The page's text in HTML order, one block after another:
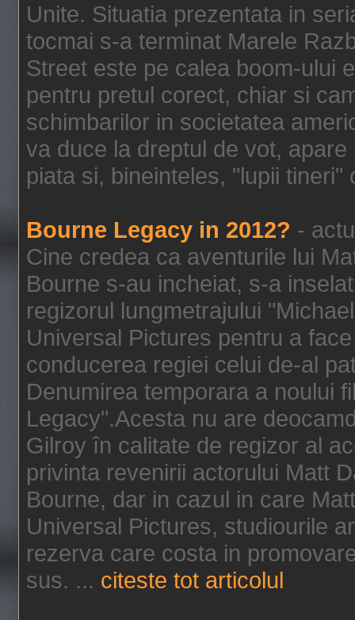
Unite. Situatia prezentata in
tocmai s-a terminat Marele
Street este pe calea boom-ului
pentru pretul corect, chiar si
schimbarilor in societatea
va duce la dreptul de vot,
piata si, bineinteles, "lupii
Bourne Legacy in 2012? -
Cine credea ca aventurile lui
Bourne s-au incheiat, s-a
regizorul lungmetrajului
Universal Pictures pentru a
conducerea regiei celui de-al
Denumirea temporara a noului
Legacy".Acesta nu are
Gilroy în calitate de regizor al
privinta revenirii actorului Matt
Bourne, dar in cazul in care
Universal Pictures, studiourile
rezerva care costa in
sus. ... citeste tot articolul